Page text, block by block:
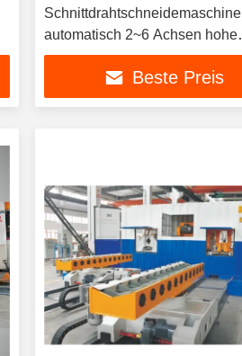
Schnittdrahtschneidemaschine
automatisch 2~6 Achsen hohe
Effizienz
Beste Preis